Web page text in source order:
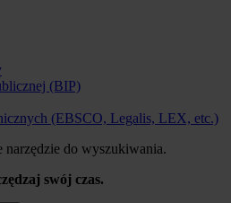
(BIP)
(EBSCO, Legalis, LEX, etc.)
narzędzie do wyszukiwania.
swój czas.